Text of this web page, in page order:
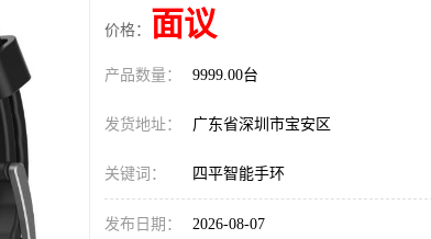
价格： 面议
产品数量： 9999.00台
发货地址： 广东省深圳市宝安区
关键词： 四平智能手环
发布日期： 2026-08-07